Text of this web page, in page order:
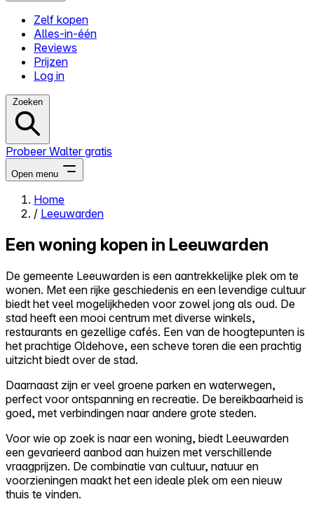
Zelf kopen
Alles-in-één
Reviews
Prijzen
Log in
Zoeken
Probeer Walter gratis
Open menu
Close menu
Zelf kopen
Alles-in-één
Reviews
Prijzen
Log in
Probeer Walter gratis
Home
/ Leeuwarden
Een woning kopen in Leeuwarden
De gemeente Leeuwarden is een aantrekkelijke plek om te
wonen. Met een rijke geschiedenis en een levendige cultuur
biedt het veel mogelijkheden voor zowel jong als oud. De
stad heeft een mooi centrum met diverse winkels,
restaurants en gezellige cafés. Een van de hoogtepunten is
het prachtige Oldehove, een scheve toren die een prachtig
uitzicht biedt over de stad.
Daarnaast zijn er veel groene parken en waterwegen,
perfect voor ontspanning en recreatie. De bereikbaarheid is
goed, met verbindingen naar andere grote steden.
Voor wie op zoek is naar een woning, biedt Leeuwarden
een gevarieerd aanbod aan huizen met verschillende
vraagprijzen. De combinatie van cultuur, natuur en
voorzieningen maakt het een ideale plek om een nieuw
thuis te vinden.